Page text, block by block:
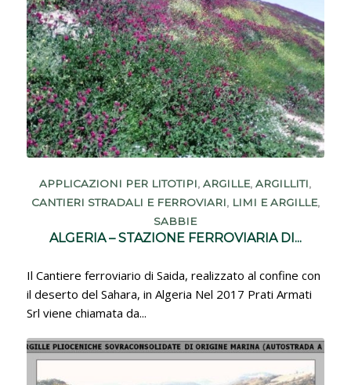
APPLICAZIONI PER LITOTIPI,ARGILLE,ARGILLITI,
CANTIERI STRADALI E FERROVIARI, LIMI E ARGILLE,
SABBIE
ALGERIA – STAZIONE FERROVIARIA DI...
Il Cantiere ferroviario di Saida, realizzato al confine con
il deserto del Sahara, in Algeria Nel 2017 Prati Armati
Srl viene chiamata da...